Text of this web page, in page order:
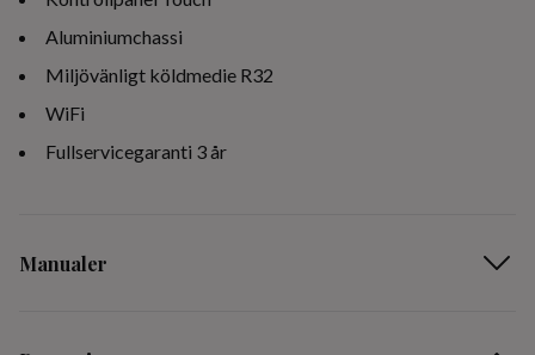
Aluminiumchassi
Miljövänligt köldmedie R32
WiFi
Fullservicegaranti 3 år
Manualer